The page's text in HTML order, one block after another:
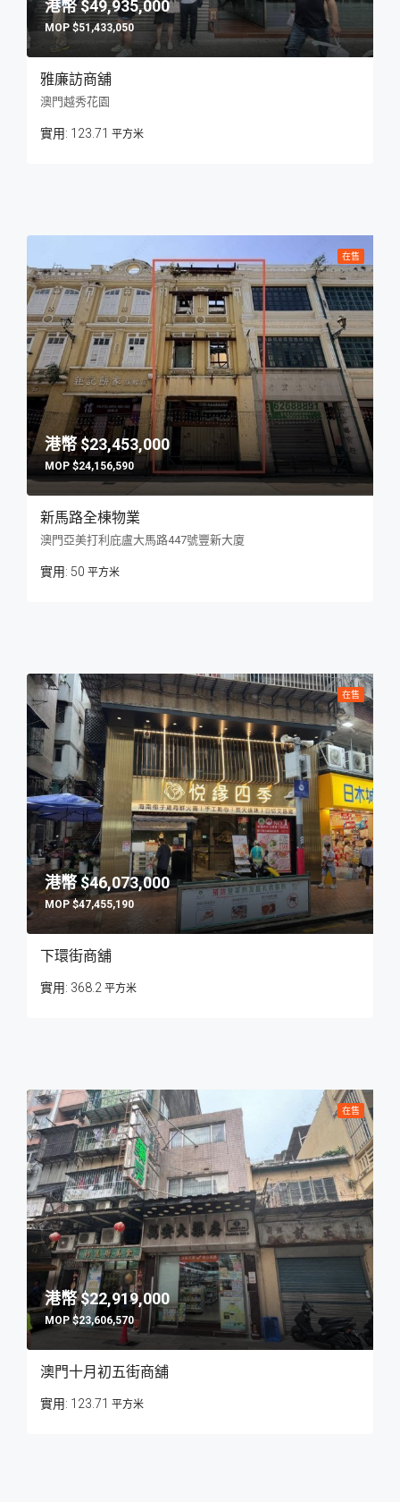
$49,935,000
$51,433,050
雅廉訪商舖
澳門越秀花園
123.71 平方米
在售
$23,453,000
$24,156,590
新馬路全棟物業
澳門亞美打利庇盧大馬路447號豐新大廈
50 平方米
在售
$46,073,000
$47,455,190
下環街商舖
368.2 平方米
在售
$22,919,000
$23,606,570
澳門十月初五街商舖
123.71 平方米